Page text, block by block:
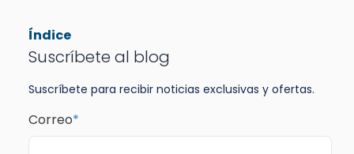
Índice
Suscríbete al blog
Suscríbete para recibir noticias exclusivas y ofertas.
Correo*